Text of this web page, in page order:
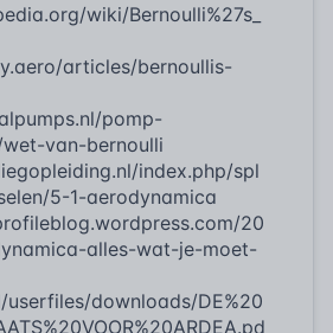
wiki/Bernoulli%27s_
articles/bernoullis-
pomp-
van-bernoulli
index.php/spl
5-1-aerodynamica
20
alles-wat-je-moet-
downloads/DE%20